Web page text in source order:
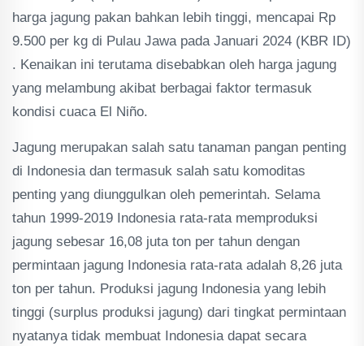
harga jagung pakan bahkan lebih tinggi, mencapai Rp
9.500 per kg di Pulau Jawa pada Januari 2024​ (KBR ID)​
. Kenaikan ini terutama disebabkan oleh harga jagung
yang melambung akibat berbagai faktor termasuk
kondisi cuaca El Niño​​.
Jagung merupakan salah satu tanaman pangan penting
di Indonesia dan termasuk salah satu komoditas
penting yang diunggulkan oleh pemerintah. Selama
tahun 1999-2019 Indonesia rata-rata memproduksi
jagung sebesar 16,08 juta ton per tahun dengan
permintaan jagung Indonesia rata-rata adalah 8,26 juta
ton per tahun. Produksi jagung Indonesia yang lebih
tinggi (surplus produksi jagung) dari tingkat permintaan
nyatanya tidak membuat Indonesia dapat secara